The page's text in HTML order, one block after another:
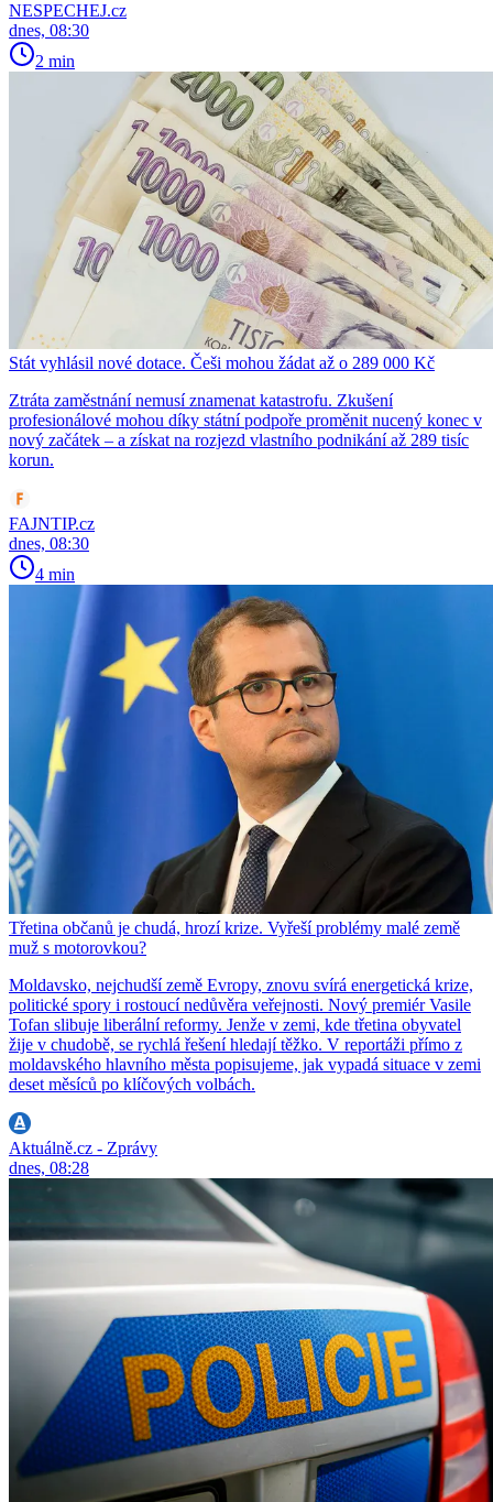
NESPECHEJ.cz
dnes, 08:30
2 min
Stát vyhlásil nové dotace. Češi mohou žádat až o 289 000 Kč
Ztráta zaměstnání nemusí znamenat katastrofu. Zkušení
profesionálové mohou díky státní podpoře proměnit nucený konec v
nový začátek – a získat na rozjezd vlastního podnikání až 289 tisíc
korun.
FAJNTIP.cz
dnes, 08:30
4 min
Třetina občanů je chudá, hrozí krize. Vyřeší problémy malé země
muž s motorovkou?
Moldavsko, nejchudší země Evropy, znovu svírá energetická krize,
politické spory i rostoucí nedůvěra veřejnosti. Nový premiér Vasile
Tofan slibuje liberální reformy. Jenže v zemi, kde třetina obyvatel
žije v chudobě, se rychlá řešení hledají těžko. V reportáži přímo z
moldavského hlavního města popisujeme, jak vypadá situace v zemi
deset měsíců po klíčových volbách.
Aktuálně.cz - Zprávy
dnes, 08:28